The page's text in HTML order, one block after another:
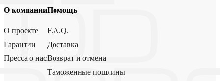
О компании
О проекте
Гарантии
Пресса о нас
Помощь
F.A.Q.
Доставка
Возврат и отмена
Таможенные пошлины